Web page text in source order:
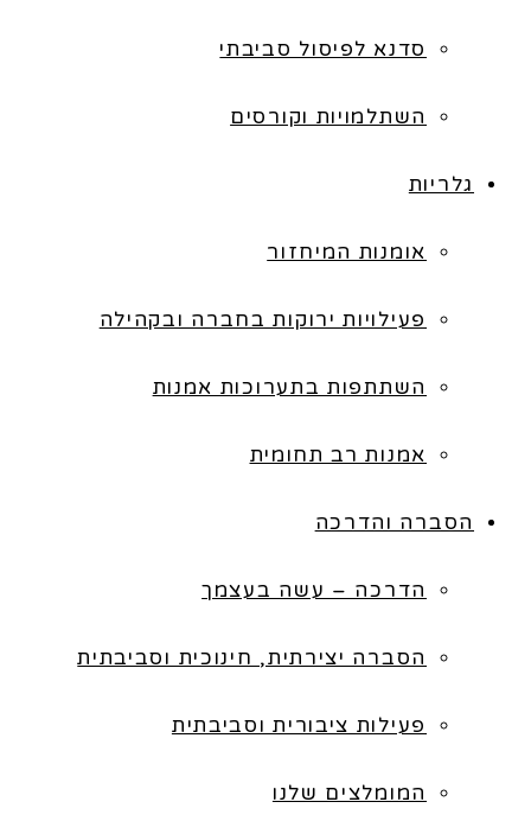
סדנא לפיסול סביבתי
השתלמויות וקורסים
גלריות
אומנות המיחזור
פעילויות ירוקות בחברה ובקהילה
השתתפות בתערוכות אמנות
אמנות רב תחומית
הסברה והדרכה
הדרכה – עשה בעצמך
הסברה יצירתית, חינוכית וסביבתית
פעילות ציבורית וסביבתית
המומלצים שלנו